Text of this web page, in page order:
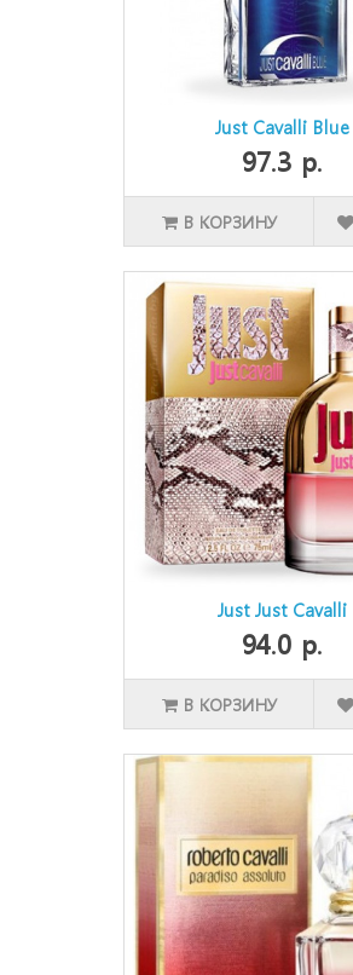
Just Cavalli Blue
97.3 р.
В КОРЗИНУ
Just Just Cavalli
94.0 р.
В КОРЗИНУ